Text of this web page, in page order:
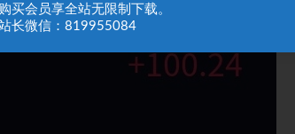
买会员享全站无限制下载。
长微信：819955084